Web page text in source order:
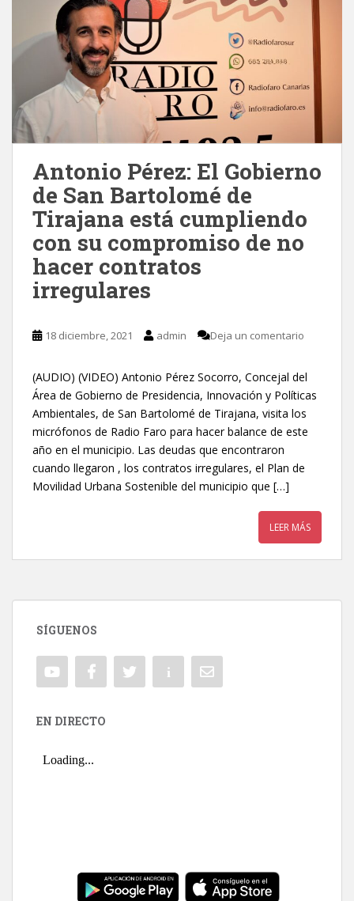
Antonio Pérez: El Gobierno
de San Bartolomé de
Tirajana está cumpliendo
con su compromiso de no
hacer contratos
irregulares
18 diciembre, 2021 admin Deja un comentario
(AUDIO) (VIDEO) Antonio Pérez Socorro, Concejal del
Área de Gobierno de Presidencia, Innovación y Políticas
Ambientales, de San Bartolomé de Tirajana, visita los
micrófonos de Radio Faro para hacer balance de este
año en el municipio. Las deudas que encontraron
cuando llegaron , los contratos irregulares, el Plan de
Movilidad Urbana Sostenible del municipio que […]
LEER MÁS
SÍGUENOS
EN DIRECTO